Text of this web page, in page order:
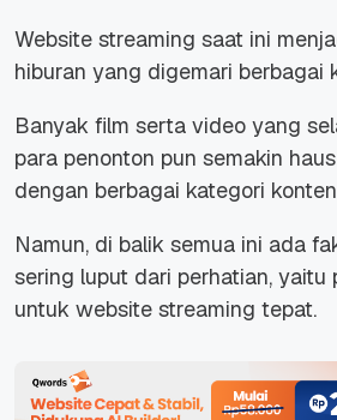
Website streaming saat ini
hiburan yang digemari berbagai
Banyak film serta video yang
para penonton pun semakin
dengan berbagai kategori
Namun, di balik semua ini ada
sering luput dari perhatian, yaitu
untuk website streaming tepat.